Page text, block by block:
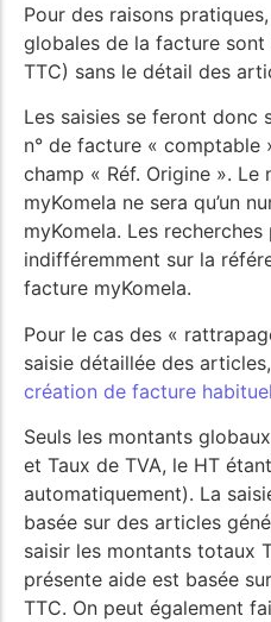
Pour des raisons
globales de la facture sont
TTC) sans le détail des
Les saisies se feront donc
n° de facture « comptable
champ « Réf. Origine ».
myKomela ne sera qu’un
myKomela. Les
indifféremment sur la
facture myKomela.
Pour le cas des «
saisie détaillée des
création de facture
Seuls les montants
et Taux de TVA, le HT
automatiquement). La
basée sur des articles
saisir les montants totaux
présente aide est basée
TTC. On peut également